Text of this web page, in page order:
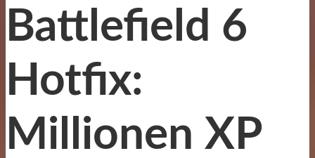
Battlefield 6
Hotfix:
Millionen XP